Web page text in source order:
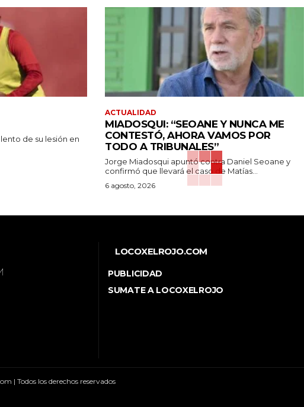
de su lesión en
ACTUALIDAD
MIADOSQUI: “SEOANE Y NUNCA ME
CONTESTÓ, AHORA VAMOS POR
TODO A TRIBUNALES”
Jorge Miadosqui apuntó contra Daniel Seoane y
confirmó que llevará el caso de Matías...
6 agosto, 2026
LOCOXELROJO.COM
PUBLICIDAD
SUMATE A LOCOXELROJO
| Todos los derechos reservados